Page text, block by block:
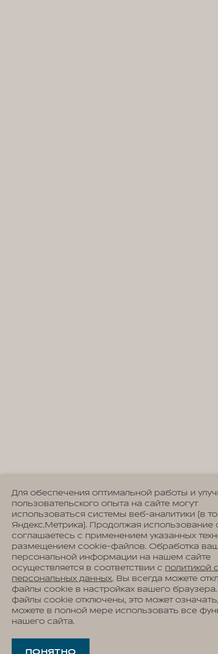
Для обеспечения оптимальной работы и
пользовательского опыта на сайте могут
использоваться системы веб-аналитики (в
Яндекс.Метрика). Продолжая использование
соглашаетесь с применением указанных
размещением cookie-файлов. Обработка
персональной информации на нашем сайте
осуществляется в соответствии с политикой
персональных данных. Вы всегда можете
файлы cookie в настройках вашего
файлы cookie отключены, это может
можете в полной мере использовать все
нашего сайта.